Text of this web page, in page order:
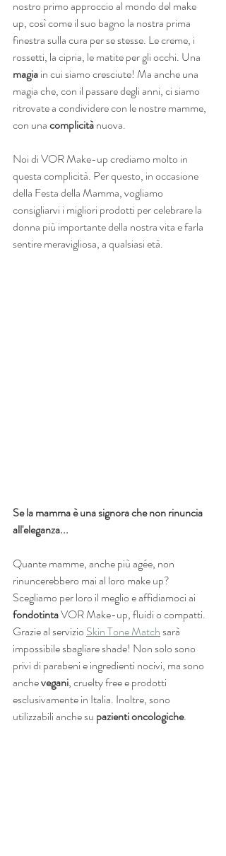
nostro primo approccio al mondo del make
up, così come il suo bagno la nostra prima
finestra sulla cura per se stesse. Le creme, i
rossetti, la cipria, le matite per gli occhi. Una
magia in cui siamo cresciute! Ma anche una
magia che, con il passare degli anni, ci siamo
ritrovate a condividere con le nostre mamme,
con una complicità nuova.
Noi di VOR Make-up crediamo molto in
questa complicità. Per questo, in occasione
della Festa della Mamma, vogliamo
consigliarvi i migliori prodotti per celebrare la
donna più importante della nostra vita e farla
sentire meravigliosa, a qualsiasi età.
Se la mamma è una signora che non rinuncia
all'eleganza...
Quante mamme, anche più agée, non
rinuncerebbero mai al loro make up?
Scegliamo per loro il meglio e affidiamoci ai
fondotinta VOR Make-up, fluidi o compatti.
Grazie al servizio Skin Tone Match sarà
impossibile sbagliare shade! Non solo sono
privi di parabeni e ingredienti nocivi, ma sono
anche vegani, cruelty free e prodotti
esclusivamente in Italia. Inoltre, sono
utilizzabili anche su pazienti oncologiche.